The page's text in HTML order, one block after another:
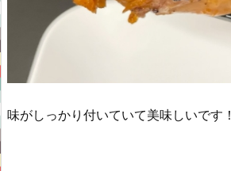
味がしっかり付いていて美味しいです！